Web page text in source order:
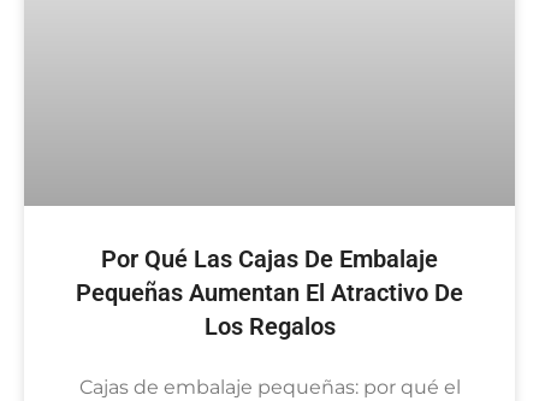
Por Qué Las Cajas De Embalaje
Pequeñas Aumentan El Atractivo De
Los Regalos
Cajas de embalaje pequeñas: por qué el